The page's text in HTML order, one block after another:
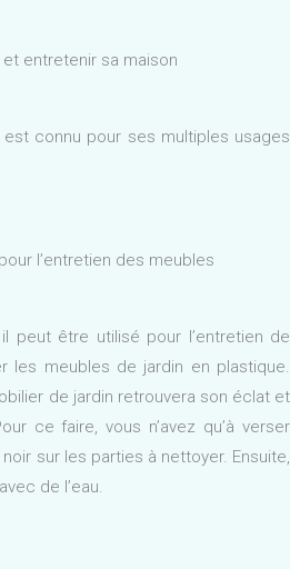
entretenir sa maison
est connu pour ses multiples usages
l’entretien des meubles
peut être utilisé pour l’entretien de
les meubles de jardin en plastique.
de jardin retrouvera son éclat et
ce faire, vous n’avez qu’à verser
sur les parties à nettoyer. Ensuite,
de l’eau.